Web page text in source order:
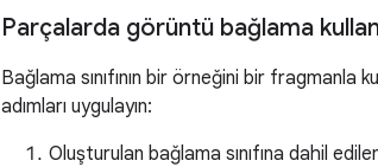
Parçalarda görüntü bağlama
Bağlama sınıfının bir örneğini bir fragmanla
adımları uygulayın:
Oluşturulan bağlama sınıfına dahil